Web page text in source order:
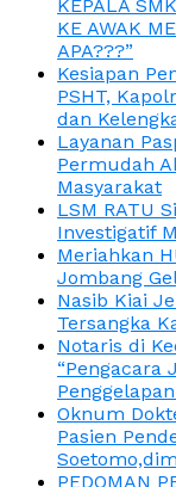
KEPALA
KE AWAK
APA???”
Kesiapan
PSHT,
dan
Layanan
Permudah
Masyarakat
LSM RATU
Investigatif
Meriahkan
Jombang
Nasib Kiai
Tersangka
Notaris di
“Pengacara
Oknum
Pasien
PEDOMAN